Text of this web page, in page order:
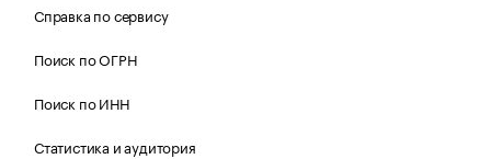
Справка по сервису
Поиск по ОГРН
Поиск по ИНН
Статистика и аудитория